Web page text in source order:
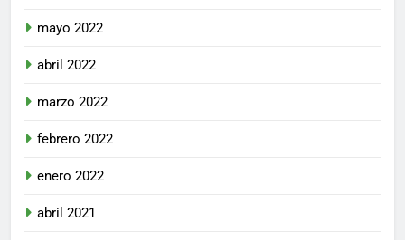
mayo 2022
abril 2022
marzo 2022
febrero 2022
enero 2022
abril 2021